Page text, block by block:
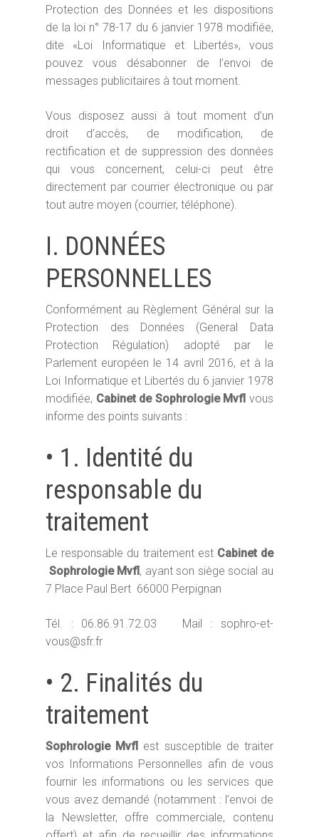
Protection des Données et les dispositions
de la loi n° 78-17 du 6 janvier 1978 modifiée,
dite «Loi Informatique et Libertés», vous
pouvez vous désabonner de l’envoi de
messages publicitaires à tout moment.
Vous disposez aussi à tout moment d’un
droit d’accès, de modification, de
rectification et de suppression des données
qui vous concernent, celui-ci peut être
directement par courrier électronique ou par
tout autre moyen (courrier, téléphone).
I. DONNÉES
PERSONNELLES
Conformément au Règlement Général sur la
Protection des Données (General Data
Protection Régulation) adopté par le
Parlement européen le 14 avril 2016, et à la
Loi Informatique et Libertés du 6 janvier 1978
modifiée, Cabinet de Sophrologie Mvfl vous
informe des points suivants :
• 1. Identité du
responsable du
traitement
Le responsable du traitement est Cabinet de
Sophrologie Mvfl, ayant son siège social au
7 Place Paul Bert 66000 Perpignan
Tél. : 06.86.91.72.03 Mail : sophro-et-
vous@sfr.fr
• 2. Finalités du
traitement
Sophrologie Mvfl est susceptible de traiter
vos Informations Personnelles afin de vous
fournir les informations ou les services que
vous avez demandé (notamment : l’envoi de
la Newsletter, offre commerciale, contenu